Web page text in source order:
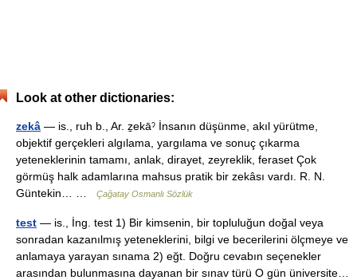
Look at other dictionaries:
zekâ — is., ruh b., Ar. ẕekāˀ İnsanın düşünme, akıl yürütme,
objektif gerçekleri algılama, yargılama ve sonuç çıkarma
yeteneklerinin tamamı, anlak, dirayet, zeyreklik, feraset Çok
görmüş halk adamlarına mahsus pratik bir zekâsı vardı. R. N.
Güntekin… …
Çağatay Osmanlı Sözlük
test — is., İng. test 1) Bir kimsenin, bir topluluğun doğal veya
sonradan kazanılmış yeteneklerini, bilgi ve becerilerini ölçmeye ve
anlamaya yarayan sınama 2) eğt. Doğru cevabın seçenekler
arasından bulunmasına dayanan bir sınav türü O gün üniversite…